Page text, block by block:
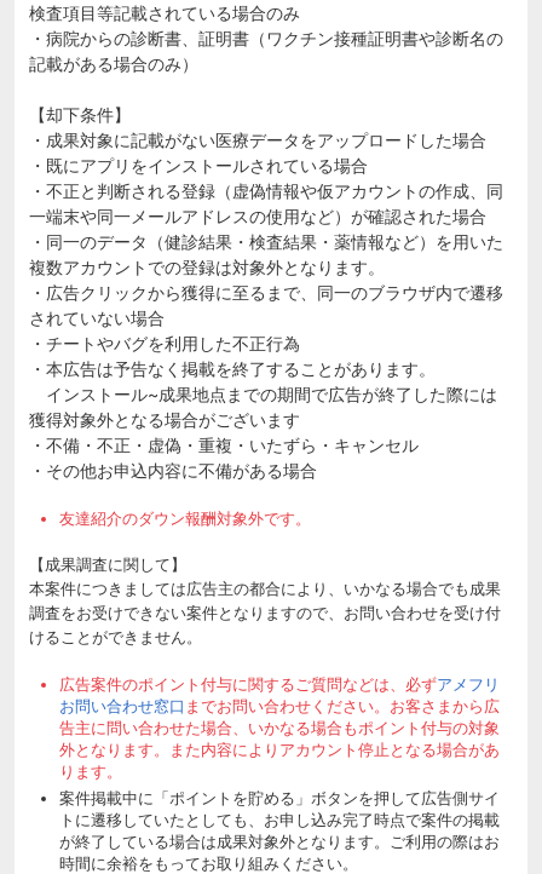
検査項目等記載されている場合のみ
・病院からの診断書、証明書（ワクチン接種証明書や診断名の
記載がある場合のみ）
【却下条件】
・成果対象に記載がない医療データをアップロードした場合
・既にアプリをインストールされている場合
・不正と判断される登録（虚偽情報や仮アカウントの作成、同
一端末や同一メールアドレスの使用など）が確認された場合
・同一のデータ（健診結果・検査結果・薬情報など）を用いた
複数アカウントでの登録は対象外となります。
・広告クリックから獲得に至るまで、同一のブラウザ内で遷移
されていない場合
・チートやバグを利用した不正行為
・本広告は予告なく掲載を終了することがあります。
インストール~成果地点までの期間で広告が終了した際には
獲得対象外となる場合がございます
・不備・不正・虚偽・重複・いたずら・キャンセル
・その他お申込内容に不備がある場合
友達紹介のダウン報酬対象外です。
【成果調査に関して】
本案件につきましては広告主の都合により、いかなる場合でも成果
調査をお受けできない案件となりますので、お問い合わせを受け付
けることができません。
広告案件のポイント付与に関するご質問などは、必ずアメフリ
お問い合わせ窓口 までお問い合わせください。お客さまから広
告主に問い合わせた場合、いかなる場合もポイント付与の対象
外となります。また内容によりアカウント停止となる場合があ
ります。
案件掲載中に「ポイントを貯める」ボタンを押して広告側サイ
トに遷移していたとしても、お申し込み完了時点で案件の掲載
が終了している場合は成果対象外となります。ご利用の際はお
時間に余裕をもってお取り組みください。